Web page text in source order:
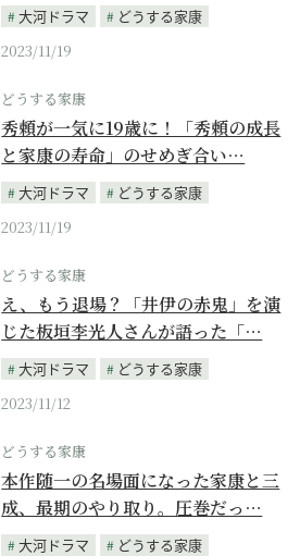
大河ドラマ
どうする家康
2023/11/19
どうする家康
秀頼が一気に19歳に！「秀頼の成長
と家康の寿命」のせめぎ合い…
大河ドラマ
どうする家康
2023/11/19
どうする家康
え、もう退場？「井伊の赤鬼」を演
じた板垣李光人さんが語った「…
大河ドラマ
どうする家康
2023/11/12
どうする家康
本作随一の名場面になった家康と三
成、最期のやり取り。圧巻だっ…
大河ドラマ
どうする家康